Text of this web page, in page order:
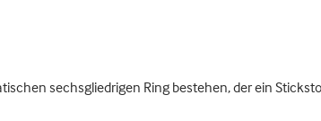
sechsgliedrigen Ring bestehen, der ein